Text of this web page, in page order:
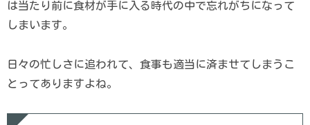
は当たり前に食材が手に入る時代の中で忘れがちになって
しまいます。
日々の忙しさに追われて、食事も適当に済ませてしまうこ
とってありますよね。